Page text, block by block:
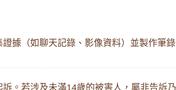
據（如聊天記錄、影像資料）並製作筆錄
。若涉及未滿14歲的被害人，屬非告訴